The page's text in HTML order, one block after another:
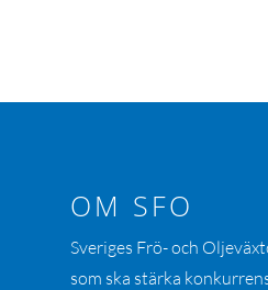
OM SFO
Sveriges Frö- och
som ska stärka